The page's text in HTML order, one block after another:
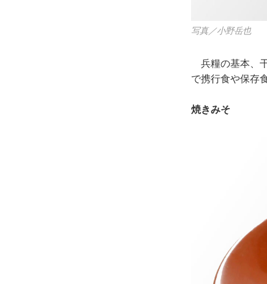
写真／小野岳也
兵糧の基本、
で携行食や保存
焼きみそ